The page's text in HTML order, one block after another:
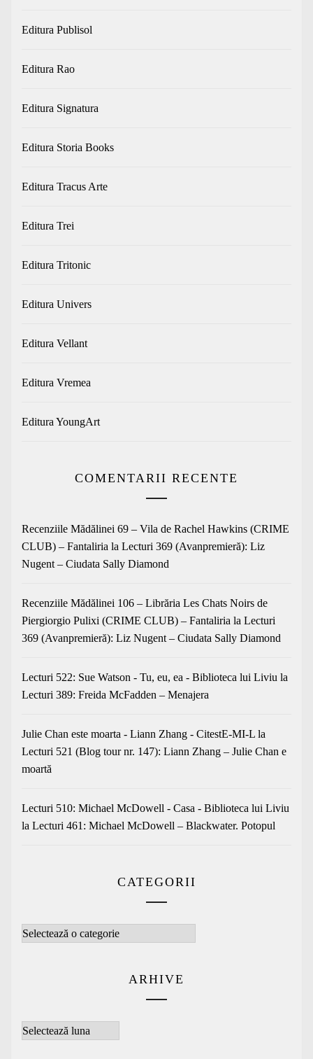
Editura Publisol
Editura Rao
Editura Signatura
Editura Storia Books
Editura Tracus Arte
Editura Trei
Editura Tritonic
Editura Univers
Editura Vellant
Editura Vremea
Editura YoungArt
COMENTARII RECENTE
Recenziile Mădălinei 69 – Vila de Rachel Hawkins (CRIME
CLUB) – Fantaliria la Lecturi 369 (Avanpremieră): Liz
Nugent – Ciudata Sally Diamond
Recenziile Mădălinei 106 – Librăria Les Chats Noirs de
Piergiorgio Pulixi (CRIME CLUB) – Fantaliria la Lecturi
369 (Avanpremieră): Liz Nugent – Ciudata Sally Diamond
Lecturi 522: Sue Watson - Tu, eu, ea - Biblioteca lui Liviu la
Lecturi 389: Freida McFadden – Menajera
Julie Chan este moarta - Liann Zhang - CitestE-MI-L la
Lecturi 521 (Blog tour nr. 147): Liann Zhang – Julie Chan e
moartă
Lecturi 510: Michael McDowell - Casa - Biblioteca lui Liviu
la Lecturi 461: Michael McDowell – Blackwater. Potopul
CATEGORII
Categorii
ARHIVE
Arhive